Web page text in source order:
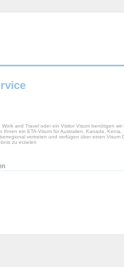
and Travel oder ein Visitor Visum benötigen
ein ETA-Visum für Australien, Kanada,
vertreten und verfügen über einen
zu erzielen